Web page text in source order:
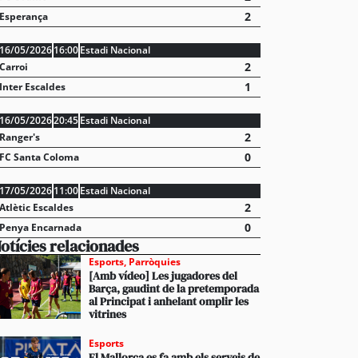
en un juliol que ja és històric
Esperança 2
16/05/2026 16:00 Estadi Nacional
Carroi
2
Inter Escaldes 1
16/05/202620:45 Estadi Nacional
Ranger's
2
FC Santa Coloma 0
17/05/2026 11:00 Estadi Nacional
Atlètic Escaldes
2
Penya Encarnada 0
relacionades
Esports, Parròquies
[Amb vídeo] Les jugadores del
Barça, gaudint de la pretemporada
al Principat i anhelant omplir les
vitrines
Esports